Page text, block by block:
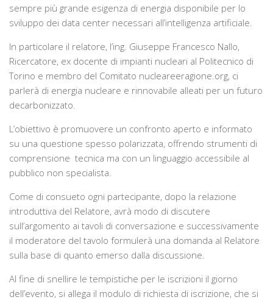
Attività
Mostre
Viaggi culturali
Ambiente e territorio
Catalogo biblioteca
Libri antichi
Documenti storici e cartografie
Tesi
Pubblicazioni
Galleria
sempre più grande esigenza di energia disponibile per lo
sviluppo dei data center necessari all’intelligenza artificiale.
In particolare il relatore, l’ing. Giuseppe Francesco Nallo,
Ricercatore, ex docente di impianti nucleari al Politecnico di
Torino e membro del Comitato nucleareeragione.org, ci
parlerà di energia nucleare e rinnovabile alleati per un futuro
decarbonizzato.
L’obiettivo è promuovere un confronto aperto e informato
su una questione spesso polarizzata, offrendo strumenti di
comprensione tecnica ma con un linguaggio accessibile al
pubblico non specialista.
Come di consueto ogni partecipante, dopo la relazione
introduttiva del Relatore, avrà modo di discutere
sull’argomento ai tavoli di conversazione e successivamente
il moderatore del tavolo formulerà una domanda al Relatore
sulla base di quanto emerso dalla discussione.
Al fine di snellire le tempistiche per le iscrizioni il giorno
dell’evento, si allega il modulo di richiesta di iscrizione, che si